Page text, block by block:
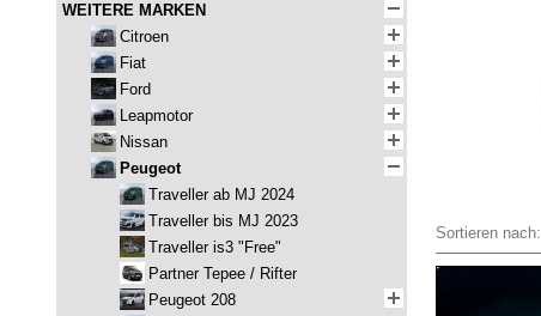
Sortieren nach:
WEITERE MARKEN
Citroen
Fiat
Ford
Leapmotor
Nissan
Peugeot
Traveller ab MJ 2024
Traveller bis MJ 2023
Traveller is3 "Free"
Partner Tepee / Rifter
Peugeot 208